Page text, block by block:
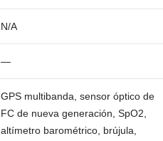
N/A
—
GPS multibanda, sensor óptico de
FC de nueva generación, SpO2,
altímetro barométrico, brújula,